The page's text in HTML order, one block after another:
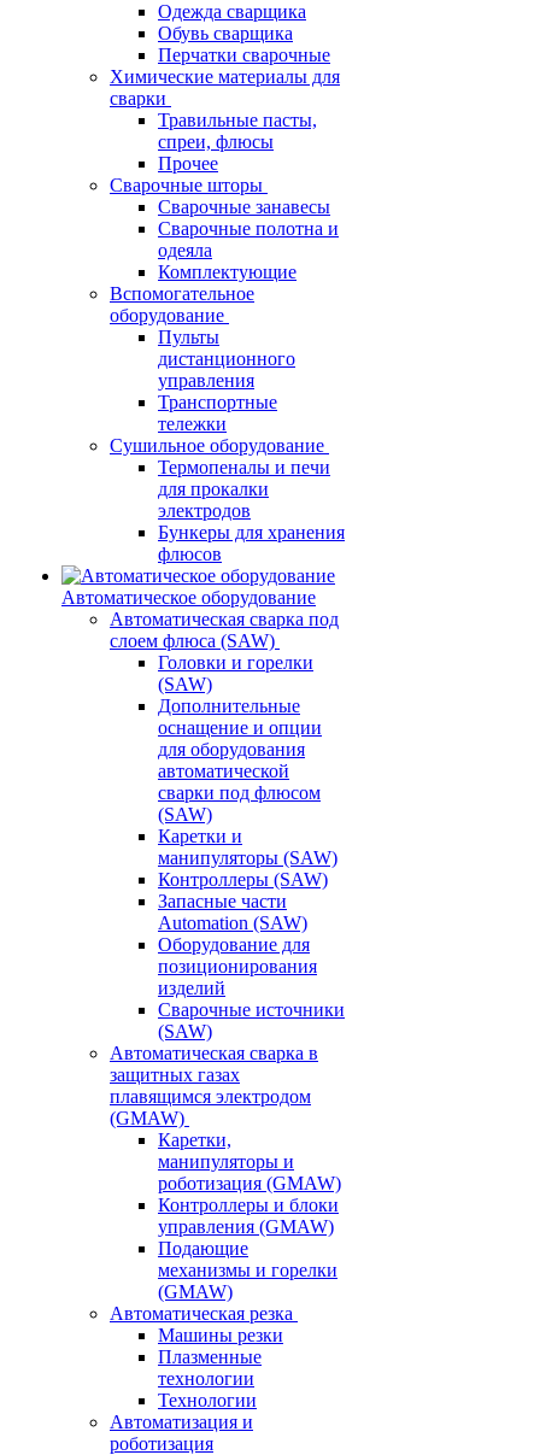
Одежда сварщика
Обувь сварщика
Перчатки сварочные
Химические материалы для
сварки
Травильные пасты,
спреи, флюсы
Прочее
Сварочные шторы
Сварочные занавесы
Сварочные полотна и
одеяла
Комплектующие
Вспомогательное
оборудование
Пульты
дистанционного
управления
Транспортные
тележки
Сушильное оборудование
Термопеналы и печи
для прокалки
электродов
Бункеры для хранения
флюсов
Автоматическое оборудование
Автоматическая сварка под
слоем флюса (SAW)
Головки и горелки
(SAW)
Дополнительные
оснащение и опции
для оборудования
автоматической
сварки под флюсом
(SAW)
Каретки и
манипуляторы (SAW)
Контроллеры (SAW)
Запасные части
Automation (SAW)
Оборудование для
позиционирования
изделий
Сварочные источники
(SAW)
Автоматическая сварка в
защитных газах
плавящимся электродом
(GMAW)
Каретки,
манипуляторы и
роботизация (GMAW)
Контроллеры и блоки
управления (GMAW)
Подающие
механизмы и горелки
(GMAW)
Автоматическая резка
Машины резки
Плазменные
технологии
Технологии
Автоматизация и
роботизация